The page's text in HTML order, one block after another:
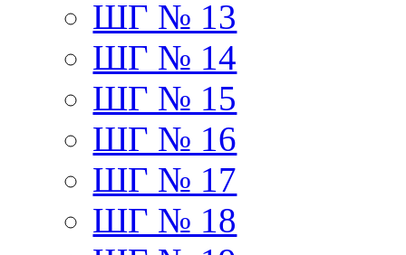
ШГ № 13
ШГ № 14
ШГ № 15
ШГ № 16
ШГ № 17
ШГ № 18